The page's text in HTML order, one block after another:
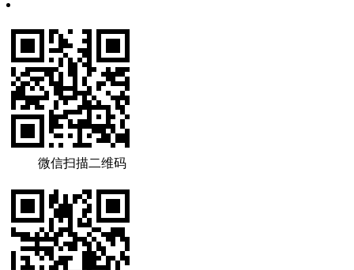
微信扫描二维码